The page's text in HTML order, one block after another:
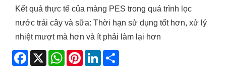
Kết quả thực tế của màng PES trong quá trình lọc
nước trái cây và sữa: Thời hạn sử dụng tốt hơn, xử lý
nhiệt mượt mà hơn và ít phải làm lại hơn
Facebook
X WhatsApp
PinterestLinkedIn